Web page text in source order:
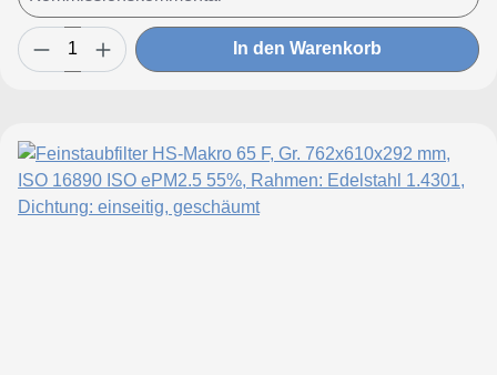
In den Warenkorb